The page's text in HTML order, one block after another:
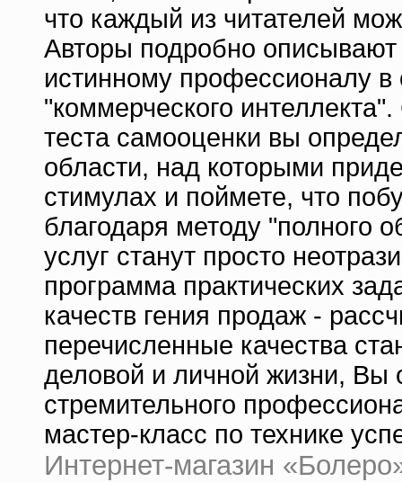
что каждый из читателей
Авторы подробно
истинному профессионалу
"коммерческого
теста самооценки вы
области, над которыми
стимулах и поймете, что
благодаря методу "полного
услуг станут просто
программа практических
качеств гения продаж -
перечисленные качества
деловой и личной жизни, Вы
стремительного
мастер-класс по технике
Интернет-магазин